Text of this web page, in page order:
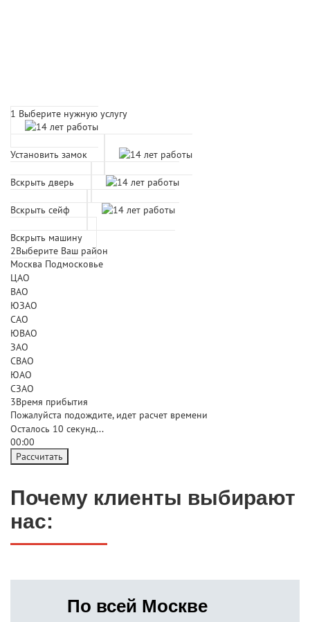
1 Выберите нужную услугу
Установить замок
Вскрыть дверь
Вскрыть сейф
Вскрыть машину
2Выберите Ваш район
Москва Подмосковье
ЦАО
ВАО
ЮЗАО
САО
ЮВАО
ЗАО
СВАО
ЮАО
СЗАО
3Время прибытия
Пожалуйста подождите, идет расчет времени
Осталось 10 секунд...
00:00
Рассчитать
Почему клиенты выбирают
нас:
По всей Москве